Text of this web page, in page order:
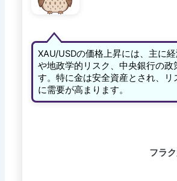
XAU/USDの価格上昇には、主に
や地政学的リスク、中央銀行の政
す。特に金は安全資産とされ、リ
に需要が高まります。
フラ